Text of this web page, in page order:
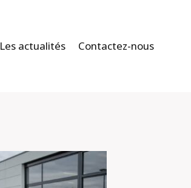
Les actualités Contactez-nous